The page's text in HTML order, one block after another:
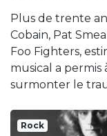
Plus de trente
Cobain, Pat
Foo Fighters,
musical a permis
surmonter le
Rock